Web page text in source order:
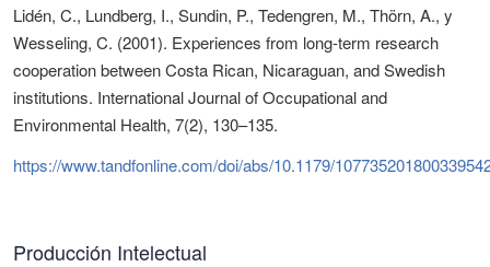
Lidén, C., Lundberg, I., Sundin, P., Tedengren, M., Thörn, A., y
Wesseling, C. (2001). Experiences from long-term research
cooperation between Costa Rican, Nicaraguan, and Swedish
institutions. International Journal of Occupational and
Environmental Health, 7(2), 130–135.
https://www.tandfonline.com/doi/abs/10.1179/
Producción Intelectual